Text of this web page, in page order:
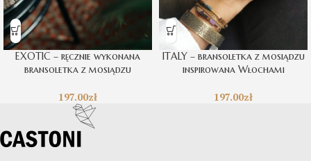
EXOTIC – ręcznie wykonana
bransoletka z mosiądzu
197.00zł
ITALY – bransoletka z mosiądzu
inspirowana Włochami
197.00zł